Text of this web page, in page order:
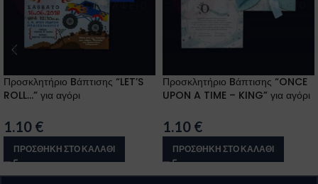
Προσκλητήριο Bάπτισης “LET’S
ROLL…” για αγόρι
1.10 €
ΠΡΟΣΘΉΚΗ ΣΤΟ ΚΑΛΆΘΙ
Προσκλητήριο Bάπτισης “ONCE
UPON A TIME – KING” για αγόρι
1.10 €
ΠΡΟΣΘΉΚΗ ΣΤΟ ΚΑΛΆΘΙ